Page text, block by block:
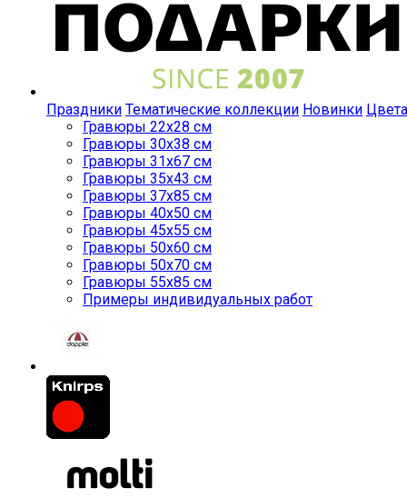
Праздники Тематические коллекции Новинки Цвета
Гравюры 22x28 см
Гравюры 30x38 см
Гравюры 31x67 см
Гравюры 35x43 см
Гравюры 37x85 см
Гравюры 40x50 см
Гравюры 45x55 см
Гравюры 50x60 см
Гравюры 50x70 см
Гравюры 55x85 см
Примеры индивидуальных работ